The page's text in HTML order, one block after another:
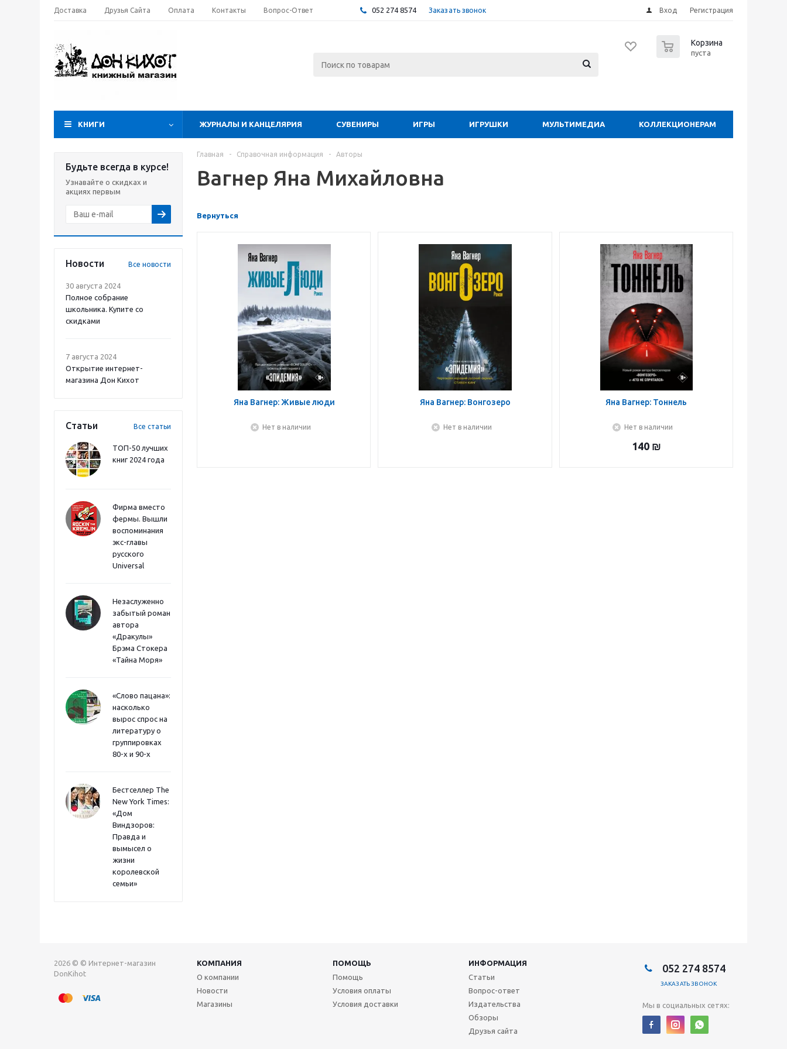
Доставка Друзья Сайта Оплата Контакты Вопрос-Ответ 052 274 8574 Заказать звонок Вход Регистрация
Корзина
пуста
КНИГИ ЖУРНАЛЫ И КАНЦЕЛЯРИЯ СУВЕНИРЫ ИГРЫ ИГРУШКИ МУЛЬТИМЕДИА КОЛЛЕКЦИОНЕРАМ
Будьте всегда в курсе!
Узнавайте о скидках и
акциях первым
Новости Все новости
30 августа 2024
Полное собрание
школьника. Купите со
скидками
7 августа 2024
Открытие интернет-
магазина Дон Кихот
Статьи Все статьи
ТОП-50 лучших
книг 2024 года
Фирма вместо
фермы. Вышли
воспоминания
экс-главы
русского
Universal
Незаслуженно
забытый роман
автора
«Дракулы»
Брэма Стокера
«Тайна Моря»
«Слово пацана»:
насколько
вырос спрос на
литературу о
группировках
80-х и 90-х
Бестселлер The
New York Times:
«Дом
Виндзоров:
Правда и
вымысел о
жизни
королевской
семьи»
Главная - Справочная информация - Авторы
Вагнер Яна Михайловна
Вернуться
Яна Вагнер: Живые люди
Нет в наличии
Яна Вагнер: Вонгозеро
Нет в наличии
Яна Вагнер: Тоннель
Нет в наличии
140₪
2026 © © Интернет-магазин
DonKihot
КОМПАНИЯ ПОМОЩЬ
ИНФОРМАЦИЯ
О компании
Новости
Магазины
Помощь
Условия оплаты
Условия доставки
Статьи
Вопрос-ответ
Издательства
Обзоры
Друзья сайта
052 274 8574
ЗАКАЗАТЬ ЗВОНОК
Мы в социальных сетях: